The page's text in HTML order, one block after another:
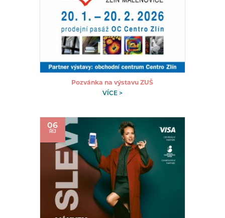
Pozvánka na výstavu ZUŠ
VÍCE >
06
ŘÍJ